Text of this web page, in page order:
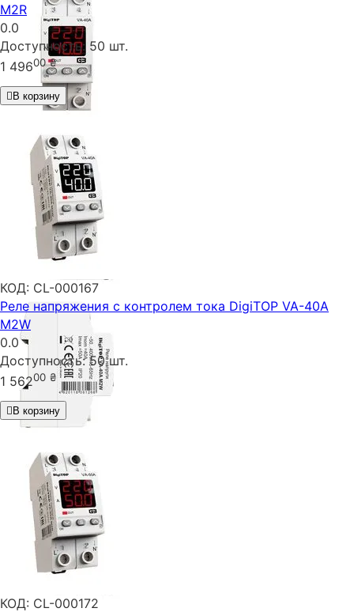
M2R
0.0
Доступность: 50 шт.
1 49600 ₴
В корзину
КОД: CL-000167
Реле напряжения с контролем тока DigiTOP VA-40A
M2W
0.0
Доступность: 50 шт.
1 56200 ₴
В корзину
КОД: CL-000172